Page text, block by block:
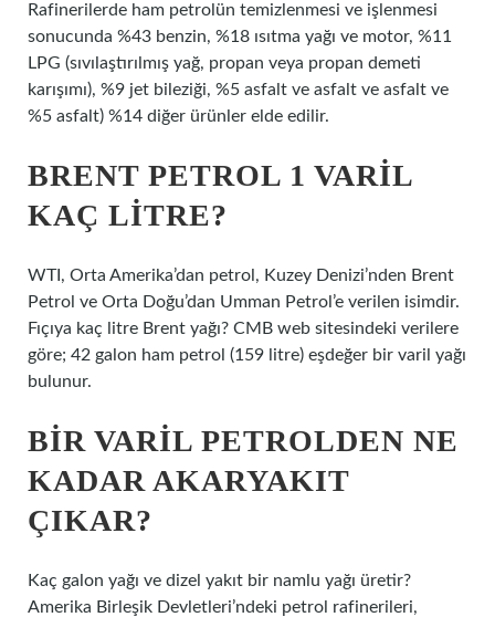
Rafinerilerde ham petrolün temizlenmesi ve işlenmesi
sonucunda %43 benzin, %18 ısıtma yağı ve motor, %11
LPG (sıvılaştırılmış yağ, propan veya propan demeti
karışımı), %9 jet bileziği, %5 asfalt ve asfalt ve asfalt ve
%5 asfalt) %14 diğer ürünler elde edilir.
BRENT PETROL 1 VARIL
KAÇ LITRE?
WTI, Orta Amerika’dan petrol, Kuzey Denizi’nden Brent
Petrol ve Orta Doğu’dan Umman Petrol’e verilen isimdir.
Fıçıya kaç litre Brent yağı? CMB web sitesindeki verilere
göre; 42 galon ham petrol (159 litre) eşdeğer bir varil yağı
bulunur.
BIR VARIL PETROLDEN NE
KADAR AKARYAKIT
ÇIKAR?
Kaç galon yağı ve dizel yakıt bir namlu yağı üretir?
Amerika Birleşik Devletleri’ndeki petrol rafinerileri,